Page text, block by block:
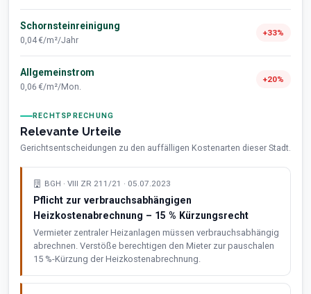
Schornsteinreinigung
0,04 €/m²/Jahr
+33%
Allgemeinstrom
0,06 €/m²/Mon.
+20%
RECHTSPRECHUNG
Relevante Urteile
Gerichtsentscheidungen zu den auffälligen Kostenarten dieser Stadt.
BGH · VIII ZR 211/21 · 05.07.2023
Pflicht zur verbrauchsabhängigen
Heizkostenabrechnung – 15 % Kürzungsrecht
Vermieter zentraler Heizanlagen müssen verbrauchsabhängig
abrechnen. Verstöße berechtigen den Mieter zur pauschalen
15 %-Kürzung der Heizkostenabrechnung.